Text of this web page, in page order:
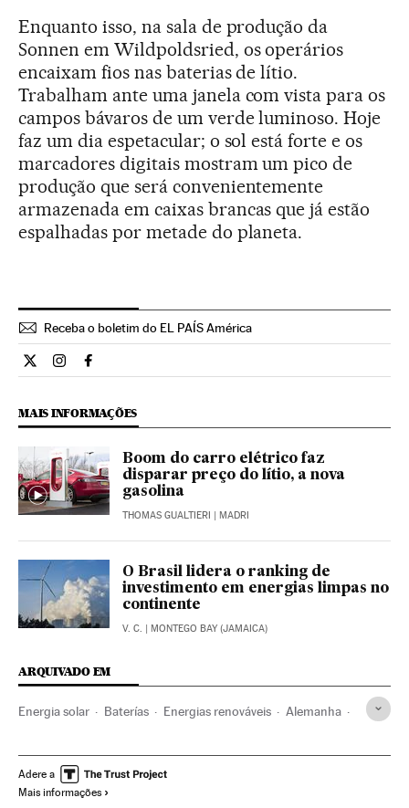
Enquanto isso, na sala de produção da
Sonnen em Wildpoldsried, os operários
encaixam fios nas baterias de lítio.
Trabalham ante uma janela com vista para os
campos bávaros de um verde luminoso. Hoje
faz um dia espetacular; o sol está forte e os
marcadores digitais mostram um pico de
produção que será convenientemente
armazenada em caixas brancas que já estão
espalhadas por metade do planeta.
Receba o boletim do EL PAÍS América
Internacional El País Brasil en Twitter
Internacional El País Brasil en Instagram
Internacional El País Brasil en Facebook
MAIS INFORMAÇÕES
Boom do carro elétrico faz
disparar preço do lítio, a nova
gasolina
THOMAS GUALTIERI | MADRI
O Brasil lidera o ranking de
investimento em energias limpas no
continente
V. C. | MONTEGO BAY (JAMAICA)
ARQUIVADO EM
Energia solar Baterías Energias renováveis Alemanha
Energia
Adere a
Mais informações